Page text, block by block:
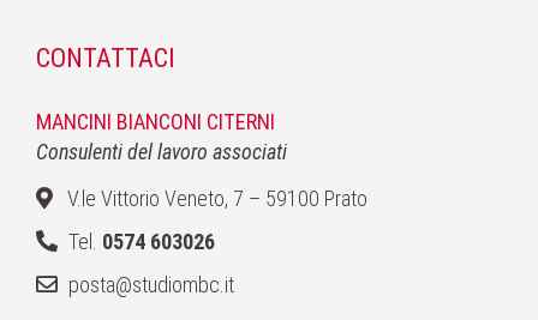
CONTATTACI
MANCINI BIANCONI CITERNI
Consulenti del lavoro associati
V.le Vittorio Veneto, 7 – 59100 Prato
Tel. 0574 603026
posta@studiombc.it